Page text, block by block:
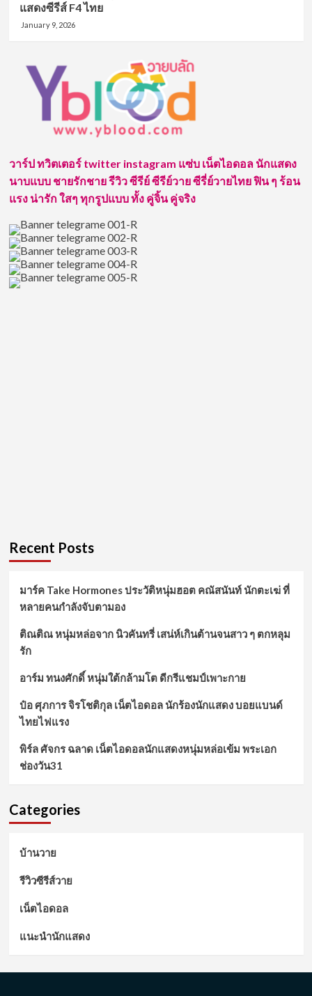
แสดงซีรีส์ F4 ไทย
January 9, 2026
วาร์ป ทวิตเตอร์ twitter instagram แซ่บ เน็ตไอดอล นักแสดง
นาบแบบ ชายรักชาย รีวิว ซีรีย์ ซีรีย์วาย ซีรี่ย์วายไทย ฟิน ๆ ร้อน
แรง น่ารัก ใสๆ ทุกรูปแบบ ทั้ง คู่จิ้น คู่จริง
Recent Posts
มาร์ค Take Hormones ประวัติหนุ่มฮอต คณัสนันท์ นักตะเฆ่ ที่
หลายคนกำลังจับตามอง
ติณติณ หนุ่มหล่อจาก นิวคันทรี่ เสน่ห์เกินต้านจนสาว ๆ ตกหลุม
รัก
อาร์ม ทนงศักดิ์ หนุ่มใต้กล้ามโต ดีกรีแชมป์เพาะกาย
ป๋อ ศุภการ จิรโชติกุล เน็ตไอดอล นักร้องนักแสดง บอยแบนด์
ไทยไฟแรง
พิร์ล ศัจกร ฉลาด เน็ตไอดอลนักแสดงหนุ่มหล่อเข้ม พระเอก
ช่องวัน31
Categories
บ้านวาย
รีวิวซีรีส์วาย
เน็ตไอดอล
แนะนำนักแสดง